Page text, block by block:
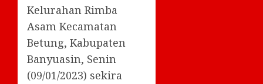
Kelurahan Rimba
Asam Kecamatan
Betung, Kabupaten
Banyuasin, Senin
(09/01/2023) sekira